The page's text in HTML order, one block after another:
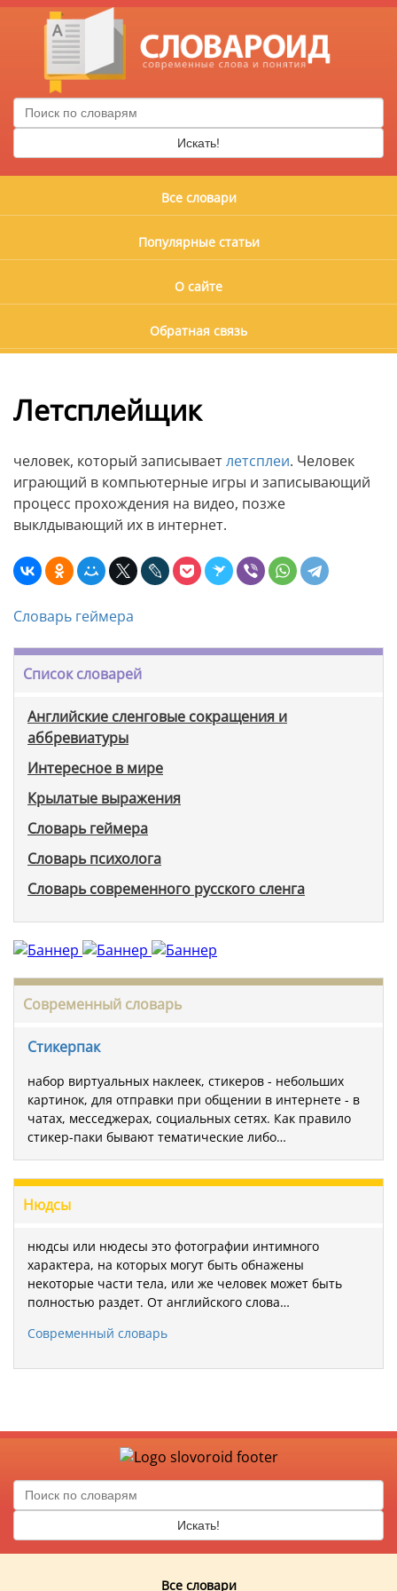
Искать!
Все словари
Популярные статьи
О сайте
Обратная связь
Летсплейщик
человек, который записываетлетсплеи. Человек
играющий в компьютерные игры и записывающий
процесс прохождения на видео, позже
выклдывающий их в интернет.
Словарь геймера
Список словарей
Английские сленговые сокращения и
аббревиатуры
Интересное в мире
Крылатые выражения
Словарь геймера
Словарь психолога
Словарь современного русского сленга
Современный словарь
Стикерпак
набор виртуальных наклеек, стикеров - небольших
картинок, для отправки при общении в интернете - в
чатах, месседжерах, социальных сетях. Как правило
стикер-паки бывают тематические либо…
Нюдсы
нюдсы или нюдесы это фотографии интимного
характера, на которых могут быть обнажены
некоторые части тела, или же человек может быть
полностью раздет. От английского слова…
Современный словарь
Искать!
Все словари